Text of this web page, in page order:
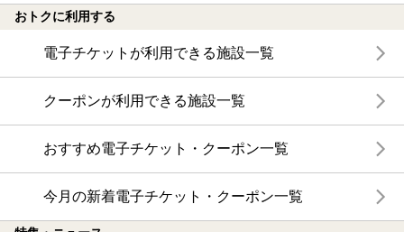
おトクに利用する
電子チケットが利用できる施設一覧
クーポンが利用できる施設一覧
おすすめ電子チケット・クーポン一覧
今月の新着電子チケット・クーポン一覧